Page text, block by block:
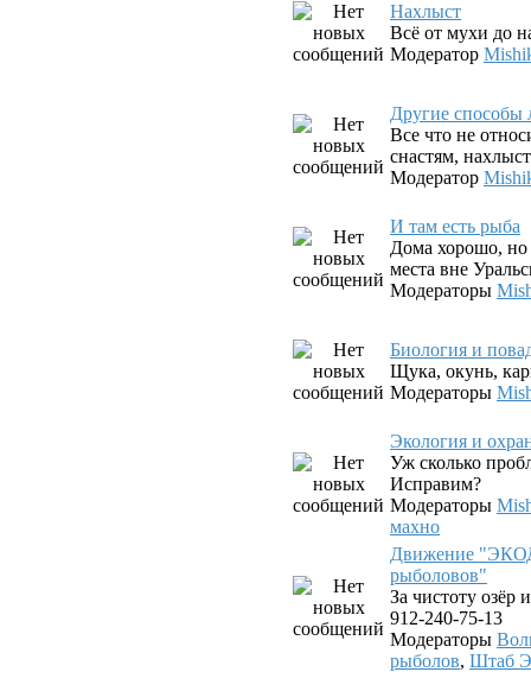
Нахлыст
Всё от мухи до
Модератор
Другие способы
Все что не
снастям,
Модератор
И там есть рыба
Дома хорошо, но
места вне
Модераторы
Биология и
Щука, окунь,
Модераторы
Экология и
Уж сколько
Исправим?
Модераторы
махно
Движение
рыболовов"
За чистоту озёр
912-240-75-13
Модераторы
рыболов, Штаб